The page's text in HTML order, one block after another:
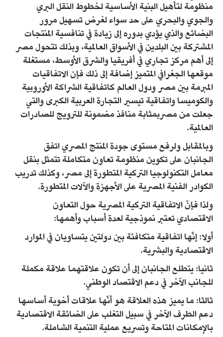
منظومة لتأهيل البنية الأساسية لخطوط النقل البري
والجوي والبحري على حد سواء لغرض تسهيل مرور
البضائع والذي يؤدي بدوره إلى زيادة في تنافسية المنتجات
المشتركة بين البلدين في الأسواق العالمية، وبذلك تتحول مصر
إلى أهم مركز تجاري في أفريقيا والشرق الأوسط، مستغلة
موقعها الجغرافي المتميز إضافة إلى ذلك فإن الاتفاقيات
المبرمة بين مصر ودول العالم كاتفاقية الشراكة الأوروبية
والكوميسا واتفاقية تيسير التجارة العربية الكبرى والتي
جعلت من مصربمثابة منافذ مضمونة للترويج للصادرات
العالمية.
وبالمقابل ولرفع مستوى جودة المنتج المصري اتفق
الجانبان على تكوين منظومة تعاون متكاملة تتمثل بنقل
معامل التكنولوجيا التركية المتطورة إلى مصر، وكذلك تدريب
الكوادر الفنية المصرية على الأجهزة والآلات المتطورة.
ولذا فإنّ الاتفاقية التركية المصرية حول التعاون
الاقتصادي تعتبر نموذجية لعدة أسباب وأهمها:
أولا: إنّها اتفاقية متكافئة بين دولتين يتساويان في الموارد
الاقتصادية والبشرية.
ثانيا: يتطلع الجانبان إلى أن تكون علاقتهما علاقة مكملة
للجانب الآخر في دعم الاقتصاد الوطني.
ثالثا: ما يميز هذه العلاقة هو أنّها علاقات أخوية أساسها
دعم الطرف الآخر في سبيل التغلب على الضائقة الاقتصادية
بالإمكانات المتاحة وتسريع عملية التنمية الشاملة.